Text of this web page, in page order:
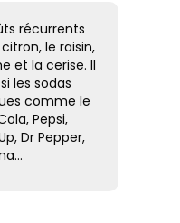
récurrents
le raisin,
et la cerise. Il
les sodas
comme le
Pepsi,
Dr Pepper,